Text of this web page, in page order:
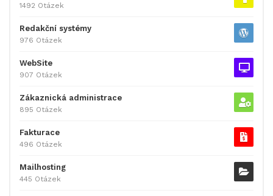
1492 Otázek
Redakční systémy
976 Otázek
WebSite
907 Otázek
Zákaznická administrace
895 Otázek
Fakturace
496 Otázek
Mailhosting
445 Otázek